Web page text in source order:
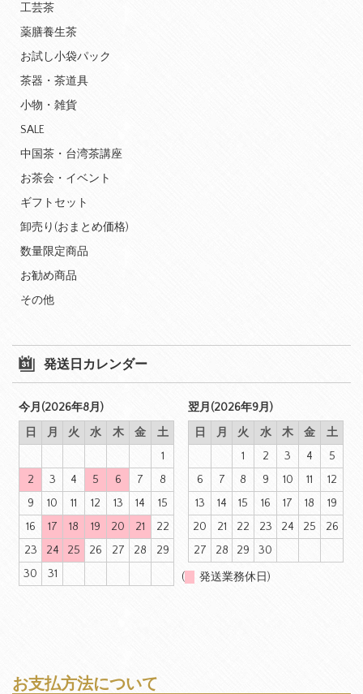
工芸茶
薬膳養生茶
お試し小袋パック
茶器・茶道具
小物・雑貨
SALE
中国茶・台湾茶講座
お茶会・イベント
ギフトセット
卸売り(おまとめ価格)
数量限定商品
お勧め商品
その他
発送日カレンダー
今月(2026年8月)
日
月 火 水 木 金
土
1
2
3 4 5 6 7
8
9
10 11 12 13 14
15
16
17 18 19 20 21
22
23
24 25 26 27 28
29
30
31
翌月(2026年9月)
日
月 火 水 木 金
土
1
2 3 4
5
6
7 8 9 10 11
12
13
14 15 16 17 18
19
20
21 22 23 24 25
26
27
28 29 30
( 発送業務休日)
お支払方法について